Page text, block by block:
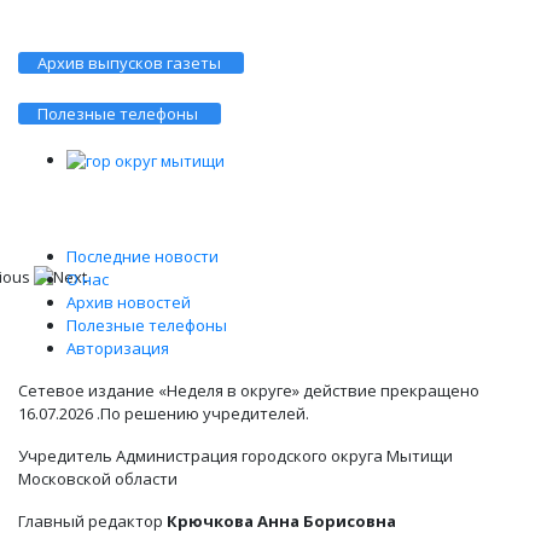
Архив выпусков газеты
Полезные телефоны
Последние новости
О нас
Архив новостей
Полезные телефоны
Авторизация
Сетевое издание «Неделя в округе» действие прекращено
16.07.2026 .По решению учредителей.
Учредитель Администрация городского округа Мытищи
Московской области
Главный редактор Крючкова Анна Борисовна